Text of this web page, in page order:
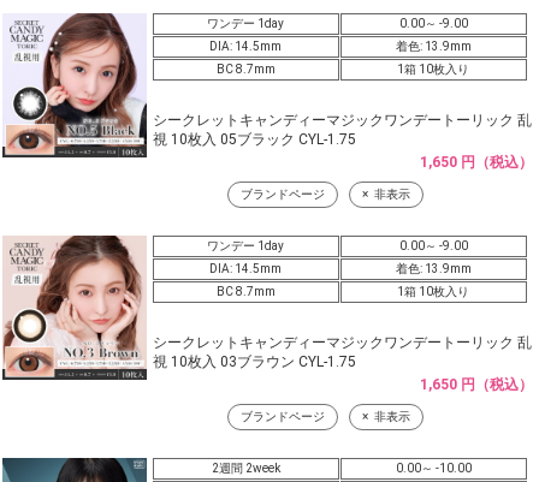
ワンデー 1day
0.00～ -9.00
DIA: 14.5mm
着色: 13.9mm
BC 8.7mm
1箱 10枚入り
シークレットキャンディーマジックワンデートーリック 乱
視 10枚入 05ブラック CYL-1.75
1,650 円（税込）
ブランドページ 非表示
ワンデー 1day
0.00～ -9.00
DIA: 14.5mm
着色: 13.9mm
BC 8.7mm
1箱 10枚入り
シークレットキャンディーマジックワンデートーリック 乱
視 10枚入 03ブラウン CYL-1.75
1,650 円（税込）
ブランドページ 非表示
2週間 2week
0.00～ -10.00